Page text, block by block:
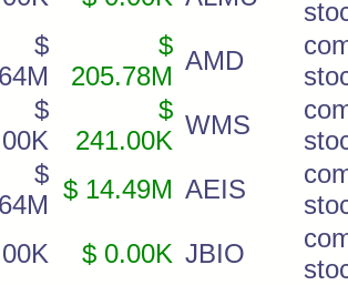
$
$
205.78M
AMD
$
$
241.00K
WMS
$
$ 14.49M AEIS
$ 0.00K JBIO